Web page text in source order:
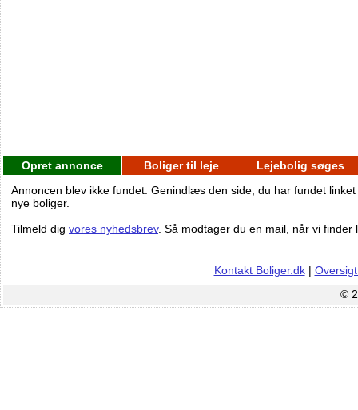
Opret annonce Boliger til leje
Lejebolig søges
Annoncen blev ikke fundet. Genindlæs den side, du har fundet
nye boliger.
Tilmeld dig vores nyhedsbrev. Så modtager du en mail, når vi
Kontakt Boliger.dk|
©